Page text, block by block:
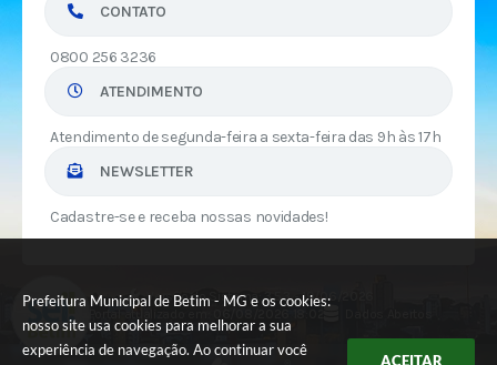
Prefeitura Municipal de Betim - MG e os cookies:
nosso site usa cookies para melhorar a sua
experiência de navegação. Ao continuar você
ACEITAR
CONTATO
0800 256 3236
ATENDIMENTO
Atendimento de segunda-feira a sexta-feira das 9h às 17h
NEWSLETTER
Cadastre-se e receba nossas novidades!
Versão do Sistema:3.5.3 - 19/06/2026
Portal atualizado em: